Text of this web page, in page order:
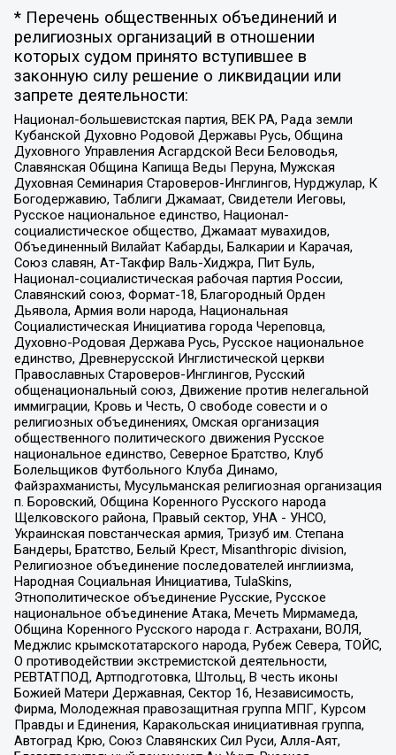
* Перечень общественных объединений и
религиозных организаций в отношении
которых судом принято вступившее в
законную силу решение о ликвидации или
запрете деятельности:
Национал-большевистская партия, ВЕК РА, Рада земли
Кубанской Духовно Родовой Державы Русь, Община
Духовного Управления Асгардской Веси Беловодья,
Славянская Община Капища Веды Перуна, Мужская
Духовная Семинария Староверов-Инглингов, Нурджулар, К
Богодержавию, Таблиги Джамаат, Свидетели Иеговы,
Русское национальное единство, Национал-
социалистическое общество, Джамаат мувахидов,
Объединенный Вилайат Кабарды, Балкарии и Карачая,
Союз славян, Ат-Такфир Валь-Хиджра, Пит Буль,
Национал-социалистическая рабочая партия России,
Славянский союз, Формат-18, Благородный Орден
Дьявола, Армия воли народа, Национальная
Социалистическая Инициатива города Череповца,
Духовно-Родовая Держава Русь, Русское национальное
единство, Древнерусской Инглистической церкви
Православных Староверов-Инглингов, Русский
общенациональный союз, Движение против нелегальной
иммиграции, Кровь и Честь, О свободе совести и о
религиозных объединениях, Омская организация
общественного политического движения Русское
национальное единство, Северное Братство, Клуб
Болельщиков Футбольного Клуба Динамо,
Файзрахманисты, Мусульманская религиозная организация
п. Боровский, Община Коренного Русского народа
Щелковского района, Правый сектор, УНА - УНСО,
Украинская повстанческая армия, Тризуб им. Степана
Бандеры, Братство, Белый Крест, Misanthropic division,
Религиозное объединение последователей инглиизма,
Народная Социальная Инициатива, TulaSkins,
Этнополитическое объединение Русские, Русское
национальное объединение Атака, Мечеть Мирмамеда,
Община Коренного Русского народа г. Астрахани, ВОЛЯ,
Меджлис крымскотатарского народа, Рубеж Севера, ТОЙС,
О противодействии экстремистской деятельности,
РЕВТАТПОД, Артподготовка, Штольц, В честь иконы
Божией Матери Державная, Сектор 16, Независимость,
Фирма, Молодежная правозащитная группа МПГ, Курсом
Правды и Единения, Каракольская инициативная группа,
Автоград Крю, Союз Славянских Сил Руси, Алля-Аят,